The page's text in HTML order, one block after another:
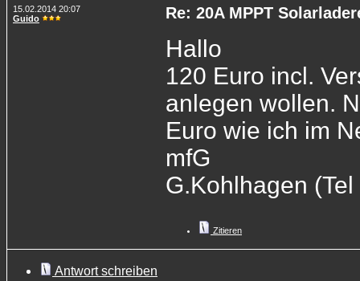
15.02.2014 20:07
Guido
Re: 20A MPPT
Hallo
120 Euro incl.
anlegen wollen.
Euro wie ich im
mfG
G.Kohlhagen
Zitieren
Antwort schreiben